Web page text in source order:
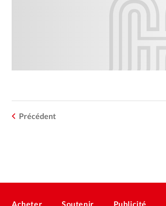
Précédent
Acheter Soutenir Publicité